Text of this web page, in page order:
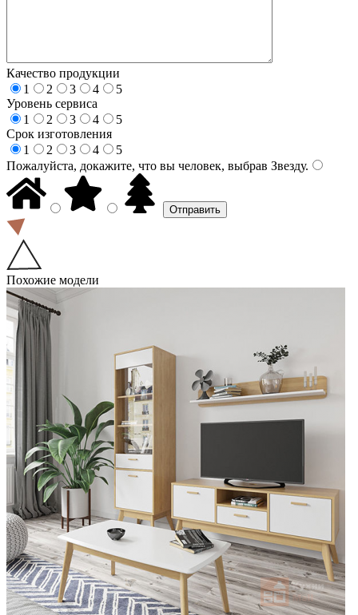
Качество продукции
1
2 3 4
5
Уровень сервиса
1
2 3 4
5
Срок изготовления
1
2 3 4
5
Пожалуйста, докажите, что вы человек, выбрав Звезду.
Похожие модели